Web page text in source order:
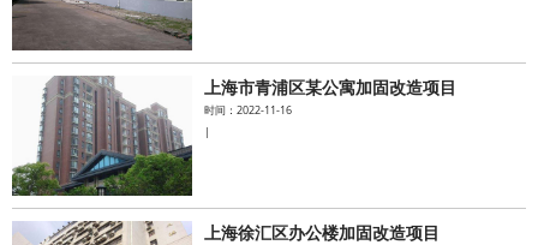
上海市青浦区某公寓加固改造项目
时间：2022-11-16
|
上海徐汇区办公楼加固改造项目